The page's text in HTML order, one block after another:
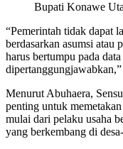
Bupati Konawe
“Pemerintah tidak dapat
berdasarkan asumsi atau
harus bertumpu pada
dipertanggungjawabkan,”
Menurut Abuhaera,
penting untuk
mulai dari pelaku usaha
yang berkembang di